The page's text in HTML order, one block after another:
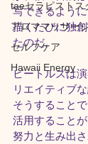
taeセラピストス
アロママッサー
セルフケア
Hawaii Energy
写できるよう
描くたびに独
たのだ。
ビートルズは
リエイティブ
そうすること
活用すること
努力と生み出